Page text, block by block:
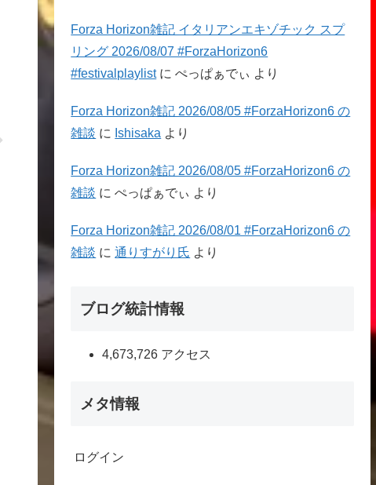
Forza Horizon雑記 イタリアンエキゾチック スプ
リング 2026/08/07 #ForzaHorizon6
#festivalplaylistにぺっぱぁでぃ より
Forza Horizon雑記 2026/08/05 #ForzaHorizon6 の
雑談 に Ishisaka より
Forza Horizon雑記 2026/08/05 #ForzaHorizon6 の
雑談 にぺっぱぁでぃ より
Forza Horizon雑記 2026/08/01 #ForzaHorizon6 の
雑談 に通りすがり氏 より
ブログ統計情報
4,673,726 アクセス
メタ情報
ログイン